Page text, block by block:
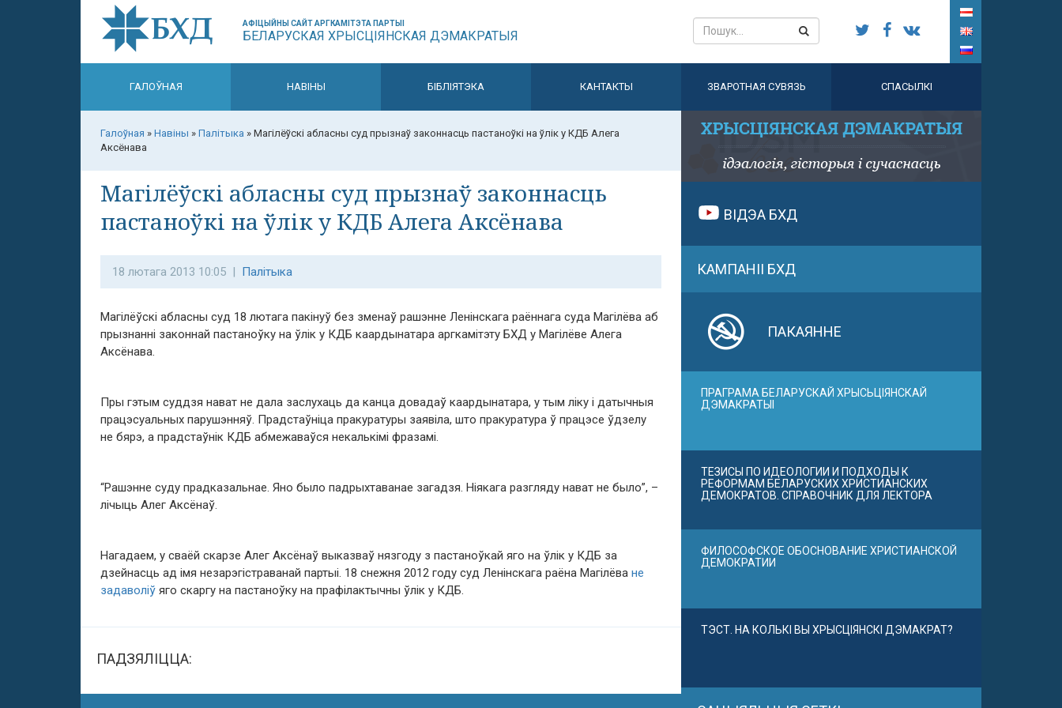
АФІЦЫЙНЫ САЙТ АРГКАМІТЭТА ПАРТЫІ
БЕЛАРУСКАЯ ХРЫСЦІЯНСКАЯ ДЭМАКРАТЫЯ
ГАЛОЎНАЯ НАВІНЫ БІБЛІЯТЭКА КАНТАКТЫ ЗВАРОТНАЯ СУВЯЗЬ СПАСЫЛКІ
Галоўная » Навіны » Палітыка » Магілёўскі абласны суд прызнаў законнасць пастаноўкі на ўлік у КДБ Алега
Аксёнава
Магілёўскі абласны суд прызнаў законнасць
пастаноўкі на ўлік у КДБ Алега Аксёнава
18 лютага 2013 10:05 | Палітыка
Магілёўскі абласны суд 18 лютага пакінуў без зменаў рашэнне Ленінскага раённага суда Магілёва аб
прызнанні законнай пастаноўку на ўлік у КДБ каардынатара аргкамітэту БХД у Магілёве Алега
Аксёнава.
Пры гэтым суддзя нават не дала заслухаць да канца довадаў каардынатара, у тым ліку і датычныя
працэсуальных парушэнняў. Прадстаўніца пракуратуры заявіла, што пракуратура ў працэсе ўдзелу
не бярэ, а прадстаўнік КДБ абмежаваўся некалькімі фразамі.
“Рашэнне суду прадказальнае. Яно было падрыхтаванае загадзя. Ніякага разгляду нават не было”, –
лічыць Алег Аксёнаў.
Нагадаем, у сваёй скарзе Алег Аксёнаў выказваў нязгоду з пастаноўкай яго на ўлік у КДБ за
дзейнасць ад імя незарэгістраванай партыі. 18 снежня 2012 году суд Ленінскага раёна Магілёва не
задаволіў яго скаргу на пастаноўку на прафілактычны ўлік у КДБ.
ПАДЗЯЛІЦЦА:
ВІДЭА БХД
КАМПАНІІ БХД
ПАКАЯННЕ
ПРАГРАМА БЕЛАРУСКАЙ ХРЫСЬЦІЯНСКАЙ
ДЭМАКРАТЫІ
ТЕЗИСЫ ПО ИДЕОЛОГИИ И ПОДХОДЫ К
РЕФОРМАМ БЕЛАРУСКИХ ХРИСТИАНСКИХ
ДЕМОКРАТОВ. СПРАВОЧНИК ДЛЯ ЛЕКТОРА
ФИЛОСОФСКОЕ ОБОСНОВАНИЕ ХРИСТИАНСКОЙ
ДЕМОКРАТИИ
ТЭСТ. НА КОЛЬКІ ВЫ ХРЫСЦІЯНСКІ ДЭМАКРАТ?